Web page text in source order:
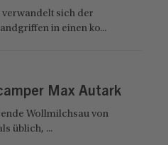
sich der
in einen ko...
Max Autark
Wollmilchsau von
üblich, ...